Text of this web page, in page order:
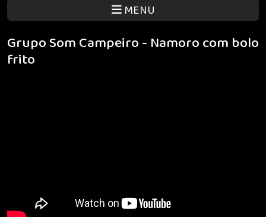
MENU
Grupo Som Campeiro - Namoro com bolo
frito